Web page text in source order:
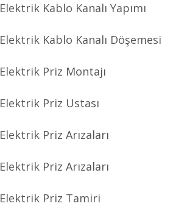
Elektrik Kablo Kanalı Yapımı
Elektrik Kablo Kanalı Döşemesi
Elektrik Priz Montajı
Elektrik Priz Ustası
Elektrik Priz Arızaları
Elektrik Priz Arızaları
Elektrik Priz Tamiri